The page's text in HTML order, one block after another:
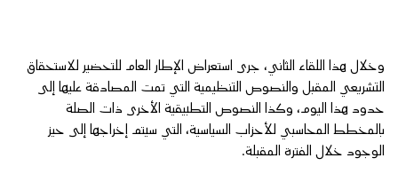
وخلال هذا اللقاء الثاني، جرى استعراض الإطار العام للتحضير للاستحقاق
التشريعي المقبل والنصوص التنظيمية التي تمت المصادقة عليها إلى
حدود هذا اليوم، وكذا النصوص التطبيقية الأخرى ذات الصلة
بالمخطط المحاسبي للأحزاب السياسية، التي سيتم إخراجها إلى حيز
الوجود خلال الفترة المقبلة.